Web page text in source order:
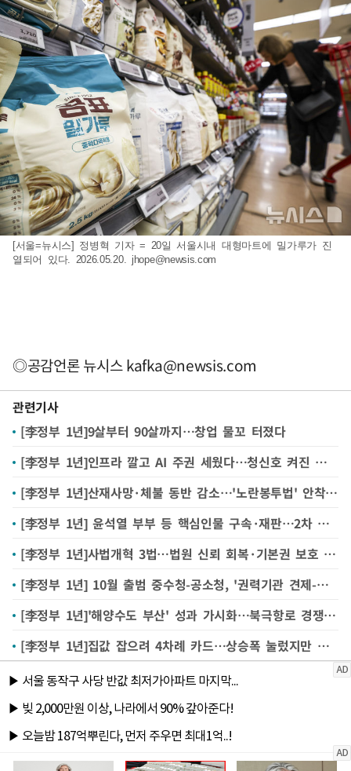
[서울=뉴시스] 정병혁 기자 = 20일 서울시내 대형마트에 밀가루가 진
열되어 있다. 2026.05.20. jhope@newsis.com
◎공감언론 뉴시스kafka@newsis.com
관련기사
[李정부 1년]9살부터 90살까지…창업 물꼬 터졌다
[李정부 1년]인프라 깔고 AI 주권 세웠다…청신호 켜진 이재명표 'AI 고속도로'
[李정부 1년]산재사망·체불 동반 감소…'노란봉투법' 안착은 숙제
[李정부 1년] 윤석열 부부 등 핵심인물 구속·재판…2차 특검, 내란청산 막판 속도
[李정부 1년]사법개혁 3법…법원 신뢰 회복·기본권 보호 계기 될까
[李정부 1년] 10월 출범 중수청-공소청, '권력기관 견제-책임수사' 구축하나
[李정부 1년]'해양수도 부산' 성과 가시화…북극항로 경쟁 속 실효성 시험대
[李정부 1년]집값 잡으려 4차례 카드…상승폭 눌렀지만 공급 과제